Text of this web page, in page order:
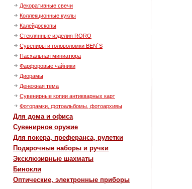
Декоративные свечи
Коллекционные куклы
Калейдоскопы
Стеклянные изделия RORO
Сувениры и головоломки BEN`S
Пасхальная миниатюра
Фарфоровые чайники
Диорамы
Денежная тема
Сувенирные копии антикварных карт
Фоторамки, фотоальбомы, фотоархивы
Для дома и офиса
Сувенирное оружие
Для покера, преферанса, рулетки
Подарочные наборы и ручки
Эксклюзивные шахматы
Бинокли
Оптические, электронные приборы